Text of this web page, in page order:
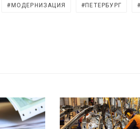
МОДЕРНИЗАЦИЯ ПЕТЕРБУРГ